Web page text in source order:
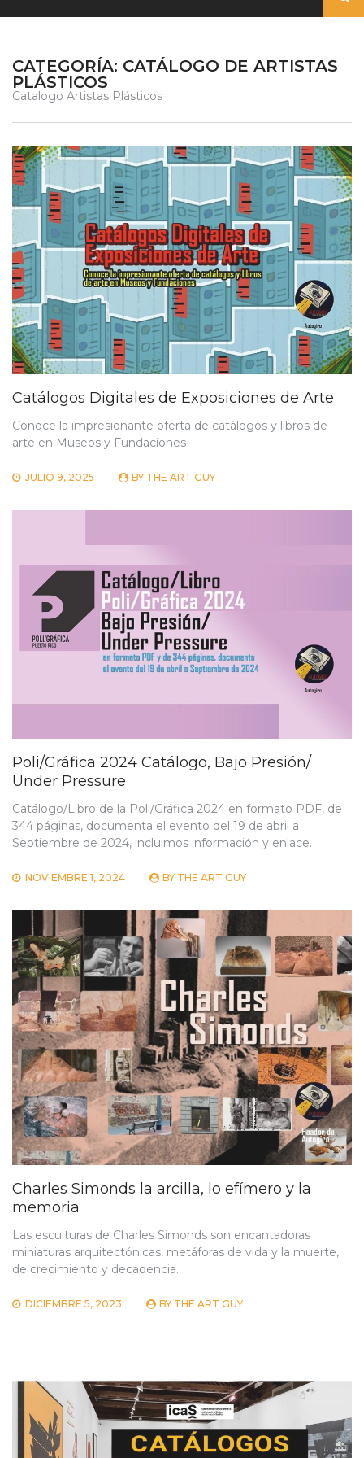
CATEGORÍA: CATÁLOGO DE ARTISTAS
PLÁSTICOS
Catalogo Artistas Plásticos
Catálogos Digitales de Exposiciones de Arte
Conoce la impresionante oferta de catálogos y libros de
arte en Museos y Fundaciones
JULIO 9, 2025 BY THE ART GUY
Poli/Gráfica 2024 Catálogo, Bajo Presión/
Under Pressure
Catálogo/Libro de la Poli/Gráfica 2024 en formato PDF, de
344 páginas, documenta el evento del 19 de abril a
Septiembre de 2024, incluimos información y enlace.
NOVIEMBRE 1, 2024 BY THE ART GUY
Charles Simonds la arcilla, lo efímero y la
memoria
Las esculturas de Charles Simonds son encantadoras
miniaturas arquitectónicas, metáforas de vida y la muerte,
de crecimiento y decadencia.
DICIEMBRE 5, 2023 BY THE ART GUY